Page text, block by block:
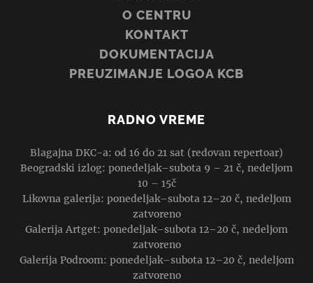
O CENTRU
KONTAKT
DOKUMENTACIJA
PREUZIMANJE LOGOA KCB
RADNO VREME
Blagajna DKC-a: od 16 do 21 sat (redovan repertoar)
Beogradski izlog: ponedeljak–subota 9 – 21 č, nedeljom
10 – 15č
Likovna galerija: ponedeljak–subota 12–20 č, nedeljom
zatvoreno
Galerija Artget: ponedeljak–subota 12–20 č, nedeljom
zatvoreno
Galerija Podroom: ponedeljak–subota 12–20 č, nedeljom
zatvoreno